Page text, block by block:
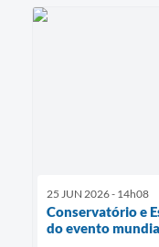
25 JUN 2026 - 14h08
Conservatório e
do evento